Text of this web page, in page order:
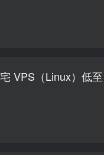
VPS（Linux）低